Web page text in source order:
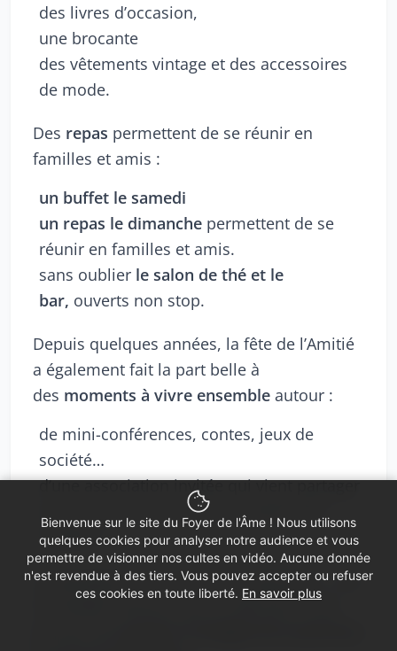
des livres d’occasion,
une brocante
des vêtements vintage et des accessoires
de mode.
Des repas permettent de se réunir en
familles et amis :
un buffet le samedi
un repas le dimanche permettent de se
réunir en familles et amis.
sans oublier le salon de thé et le
bar, ouverts non stop.
Depuis quelques années, la fête de l’Amitié
a également fait la part belle à
des moments à vivre ensemble autour :
de mini-conférences, contes, jeux de
société…
d’une association invitée qui vient partager
son parcours et son action auprès des
visiteurs
Le deuxième but, tout aussi important … est
le résultat financier qui en découle et qui
Bienvenue sur le site du Foyer de l'Âme ! Nous utilisons
quelques cookies pour analyser notre audience et vous
permettre de visionner nos cultes en vidéo. Aucune donnée
n'est revendue à des tiers. Vous pouvez accepter ou refuser
ces cookies en toute liberté. En savoir plus